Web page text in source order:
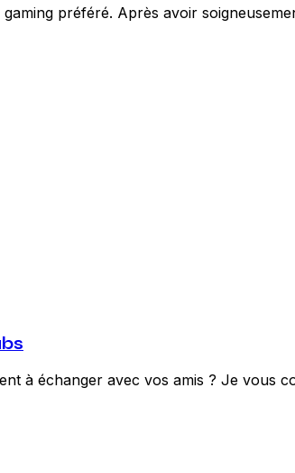
préféré. Après avoir
à échanger avec vos amis ? Je vous